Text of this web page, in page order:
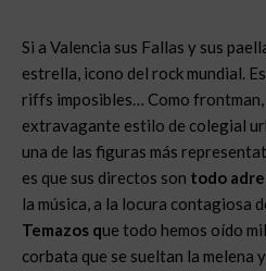
Si a Valencia sus Fallas y sus
estrella, icono del rock mundial.
riffs imposibles… Como frontman,
extravagante estilo de colegial
una de las figuras más
es que sus directos son todo
la música, a la locura contagiosa
Temazos que todo hemos oído
corbata que se sueltan la melena